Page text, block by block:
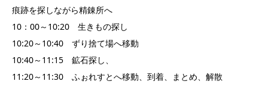
痕跡を探しながら精錬所へ
10：00～10:20 生きもの探し
10:20～10:40 ずり捨て場へ移動
10:40～11:15 鉱石探し、
11:20～11:30 ふぉれすとへ移動、到着、まとめ、解散